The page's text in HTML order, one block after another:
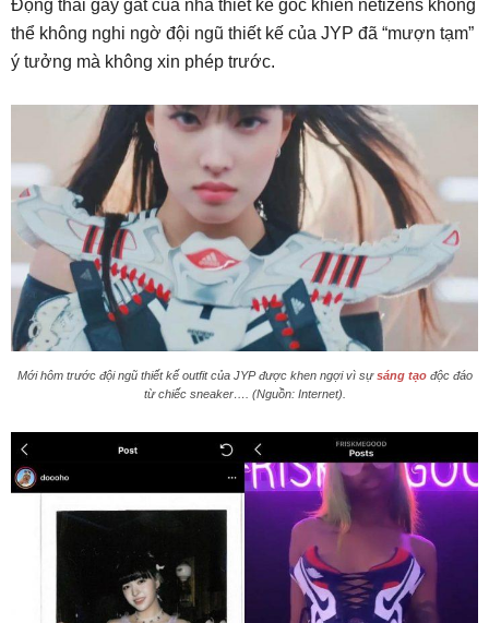
Động thái gay gắt của nhà thiết kế gốc khiến netizens không
thể không nghi ngờ đội ngũ thiết kế của JYP đã “mượn tạm”
ý tưởng mà không xin phép trước.
Mới hôm trước đội ngũ thiết kế outfit của JYP được khen ngợi vì sựsáng tạođộc đáo
từ chiếc sneaker…. (Nguồn: Internet).